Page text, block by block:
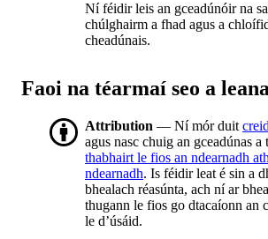
Ní féidir leis an gceadúnóir na
chúlghairm a fhad agus a
cheadúnais.
Faoi na téarmaí seo a
Attribution — Ní mór duit
agus nasc chuig an gceadúnas a
thabhairt le fios an ndearnadh
ndearnadh. Is féidir leat é sin a
bhealach réasúnta, ach ní ar
thugann le fios go dtacaíonn an
le d’úsáid.